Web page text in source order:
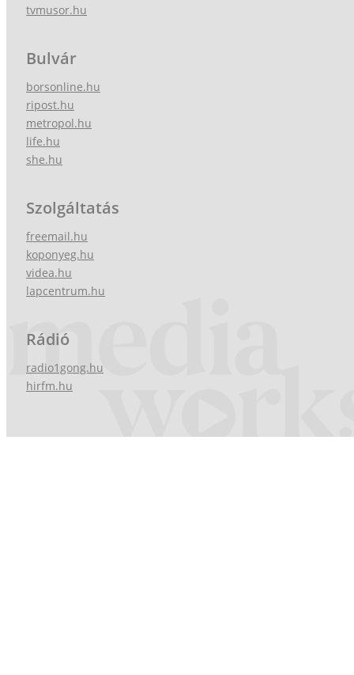
tvmusor.hu
Bulvár
borsonline.hu
ripost.hu
metropol.hu
life.hu
she.hu
Szolgáltatás
freemail.hu
koponyeg.hu
videa.hu
lapcentrum.hu
Rádió
radio1gong.hu
hirfm.hu